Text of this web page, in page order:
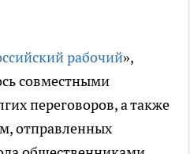
рабочий»,
совместными
переговоров, а также
отправленных